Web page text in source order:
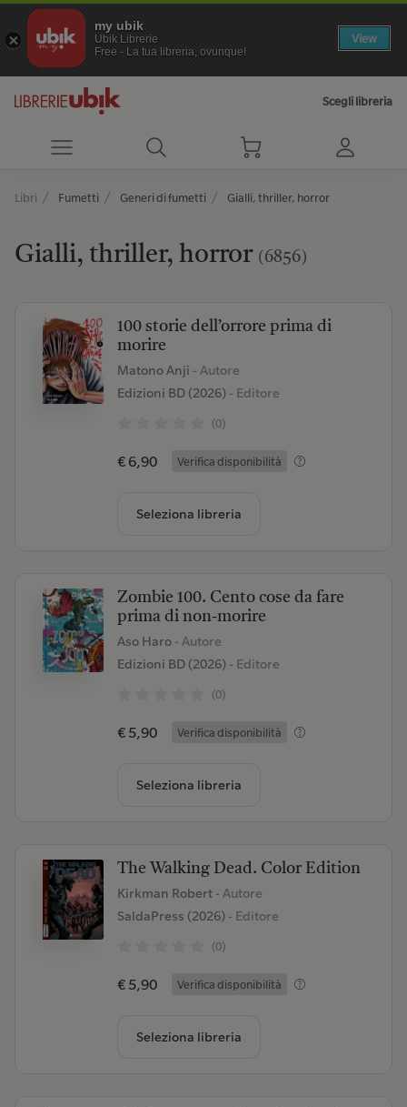
my ubik
Ubik Librerie
Free - La tua libreria, ovunque!
View
Scegli libreria
Libri Fumetti Generi di fumetti Gialli, thriller, horror
Gialli, thriller, horror (6856)
100 storie dell’orrore prima di
morire
Matono Anji - Autore
Edizioni BD (2026)- Editore
(0)
€ 6,90 Verifica disponibilità
Seleziona libreria
Zombie 100. Cento cose da fare
prima di non-morire
Aso Haro - Autore
Edizioni BD (2026)- Editore
(0)
€ 5,90 Verifica disponibilità
Seleziona libreria
The Walking Dead. Color Edition
Kirkman Robert - Autore
SaldaPress (2026)- Editore
(0)
€ 5,90 Verifica disponibilità
Seleziona libreria